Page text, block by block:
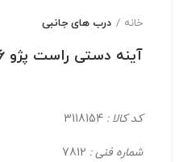
خانه درب های جانبی
آینه دستی راست پژو 206 (با فلاپ)
کد کالا :
شماره فنی :